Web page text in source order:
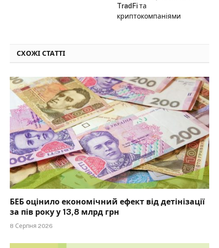
TradFi та
криптокомпаніями
СХОЖІ СТАТТІ
БЕБ оцінило економічний ефект від детінізації
за пів року у 13,8 млрд грн
8 Серпня 2026